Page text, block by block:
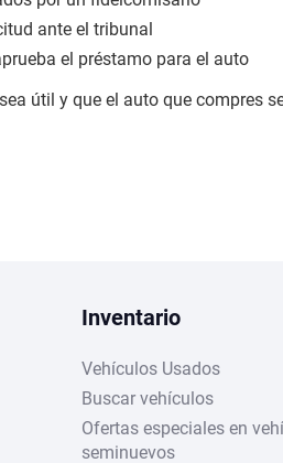
ante el tribunal
el préstamo para el auto
útil y que el auto que compres
Inventario
Vehículos Usados
Buscar vehículos
Ofertas especiales en
seminuevos